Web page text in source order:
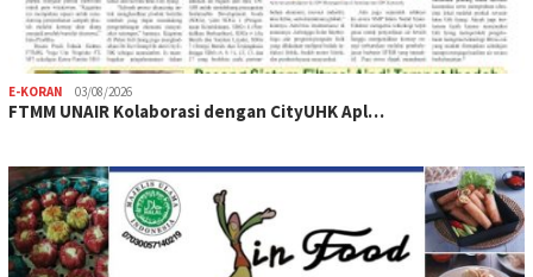
E-KORAN 03/08/2026
FTMM UNAIR Kolaborasi dengan CityUHK Apl…